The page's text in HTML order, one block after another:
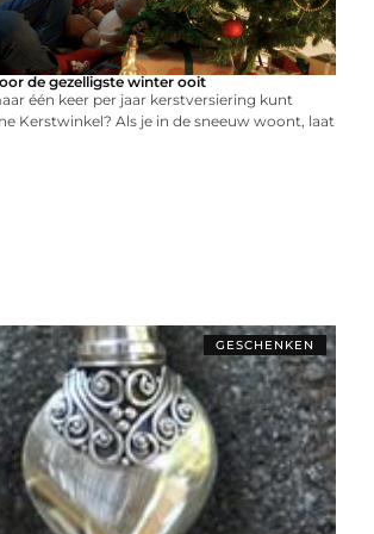
de gezelligste winter ooit
één keer per jaar kerstversiering kunt
Kerstwinkel? Als je in de sneeuw woont, laat
GESCHENKEN